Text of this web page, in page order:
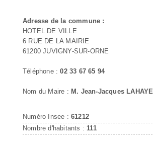
Adresse de la commune :
HOTEL DE VILLE
6 RUE DE LA MAIRIE
61200 JUVIGNY-SUR-ORNE
Téléphone :02 33 67 65 94
Nom du Maire : M. Jean-Jacques LAHAYE
Numéro Insee : 61212
Nombre d'habitants : 111